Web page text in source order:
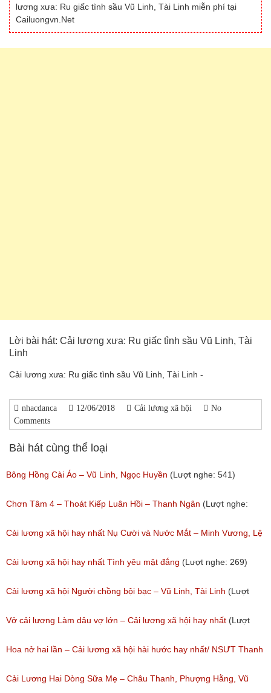
lương xưa: Ru giấc tình sầu Vũ Linh, Tài Linh miễn phí tại
Cailuongvn.Net
Lời bài hát: Cải lương xưa: Ru giấc tình sầu Vũ Linh, Tài
Linh
Cải lương xưa: Ru giấc tình sầu Vũ Linh, Tài Linh -
nhacdanca 12/06/2018 Cải lương xã hội
No
Comments
Bài hát cùng thể loại
Bông Hồng Cài Áo – Vũ Linh, Ngọc Huyền (Lượt nghe: 541)
Chơn Tâm 4 – Thoát Kiếp Luân Hồi – Thanh Ngân (Lượt nghe:
267)
Cải lương xã hội hay nhất Nụ Cười và Nước Mắt – Minh Vương, Lệ
Thủy
(Lượt nghe: 776)
Cải lương xã hội hay nhất Tình yêu mật đắng (Lượt nghe: 269)
Cải lương xã hội Người chồng bội bạc – Vũ Linh, Tài Linh (Lượt
nghe: 475)
Vở cải lương Làm dâu vợ lớn – Cải lương xã hội hay nhất (Lượt
nghe: 383)
Hoa nở hai lần – Cải lương xã hội hài hước hay nhất/ NSƯT Thanh
Ngân, NSƯT Vũ Linh
Cải Lương Hai Dòng Sữa Mẹ – Châu Thanh, Phượng Hằng, Vũ